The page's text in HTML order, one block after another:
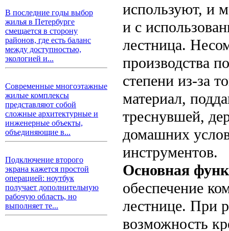
В последние годы выбор
жилья в Петербурге
смещается в сторону
районов, где есть баланс
между доступностью,
экологией и...
Современные многоэтажные
жилые комплексы
представляют собой
сложные архитектурные и
инженерные объекты,
объединяющие в...
Подключение второго
экрана кажется простой
операцией: ноутбук
получает дополнительную
рабочую область, но
выполняет те...
используют, и
и с
лестница.
производства
степени из-за
материал,
треснувшей,
домашних
инструментов.
Основная
обеспечение
лестнице. При
возможность